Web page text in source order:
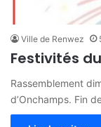
Ville de Renwez
Festivités
Rassemblement
d’Onchamps. Fin